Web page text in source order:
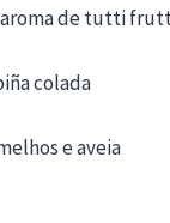
de tutti
colada
e aveia